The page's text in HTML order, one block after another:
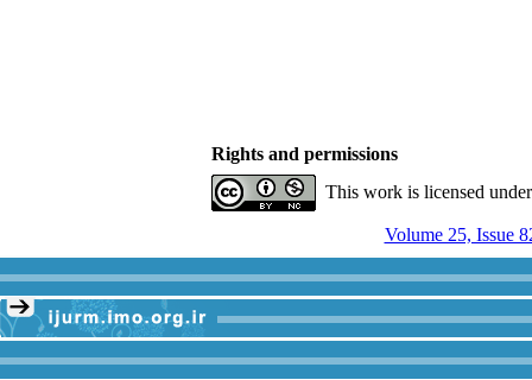
Rights and permissions
This work is licensed
Volume 25, Issue